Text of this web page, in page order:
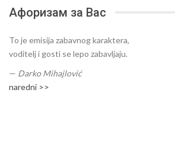
Афоризам за Вас
To je emisija zabavnog karaktera,
voditelj i gosti se lepo zabavljaju.
— Darko Mihajlović
naredni >>